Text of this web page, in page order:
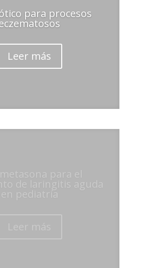
para procesos
Leer más
para el
de laringitis aguda
en pediatría